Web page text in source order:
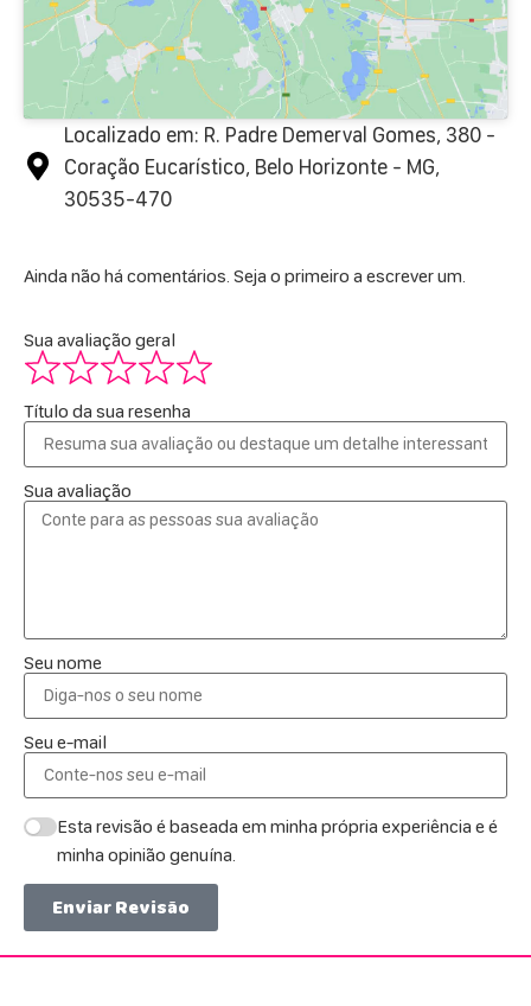
Localizado em: R. Padre Demerval Gomes, 380 -
Coração Eucarístico, Belo Horizonte - MG,
30535-470
Ainda não há comentários. Seja o primeiro a escrever um.
Sua avaliação geral
Título da sua resenha
Sua avaliação
Seu nome
Seu e-mail
Esta revisão é baseada em minha própria experiência e é
minha opinião genuína.
Enviar Revisão